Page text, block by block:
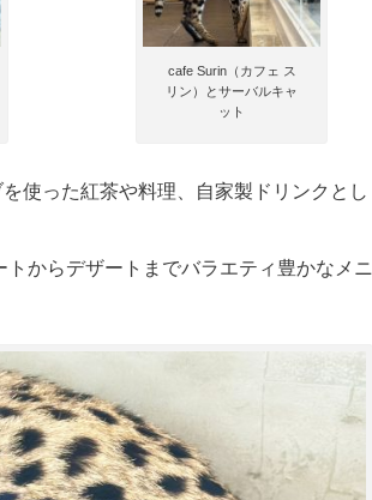
cafe Surin（カフェ ス
リン）とサーバルキャ
ット
使った紅茶や料理、自家製ドリンクとし
からデザートまでバラエティ豊かなメニ